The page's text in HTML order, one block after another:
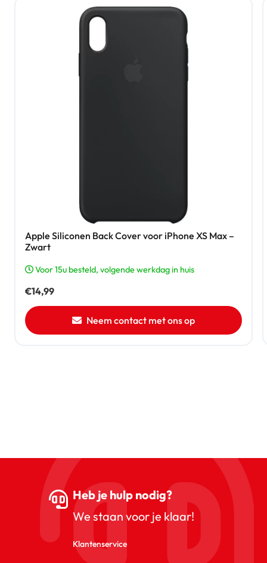
Apple Siliconen Back Cover voor iPhone XS Max –
Zwart
Voor 15u besteld, volgende werkdag in huis
€14,99
Neem contact met ons op
Heb je hulp nodig?
We staan voor je klaar!
Klantenservice